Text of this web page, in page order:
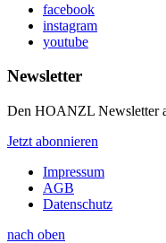
facebook
instagram
youtube
Newsletter
Den HOANZL Newsletter
Jetzt abonnieren
Impressum
AGB
Datenschutz
nach oben